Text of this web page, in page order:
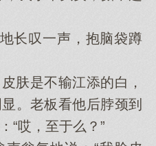
叹一声，抱脑袋蹲
是不输江添的白，
。老板看他后脖颈到
“哎，至于么？”